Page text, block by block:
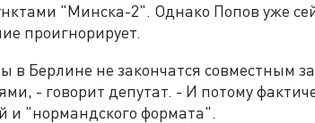
"Минска-2". Однако Попов уже
проигнорирует.
в Берлине не закончатся совместным
- говорит депутат. - И потому
и "нормандского формата".